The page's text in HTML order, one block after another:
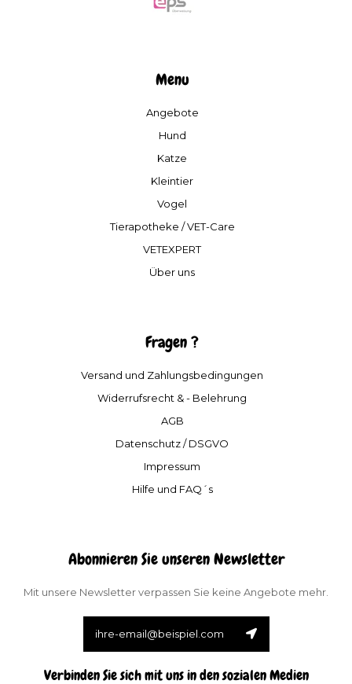
Menu
Angebote
Hund
Katze
Kleintier
Vogel
Tierapotheke / VET-Care
VETEXPERT
Über uns
Fragen ?
Versand und Zahlungsbedingungen
Widerrufsrecht & - Belehrung
AGB
Datenschutz / DSGVO
Impressum
Hilfe und FAQ´s
Abonnieren Sie unseren Newsletter
Mit unsere Newsletter verpassen Sie keine Angebote mehr.
Verbinden Sie sich mit uns in den sozialen Medien